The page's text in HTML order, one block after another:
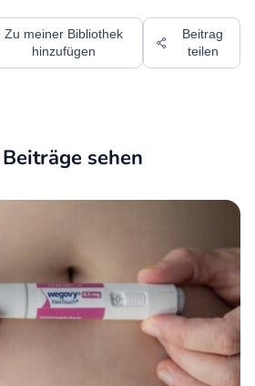
Zu meiner Bibliothek
hinzufügen
Beitrag
teilen
sehen